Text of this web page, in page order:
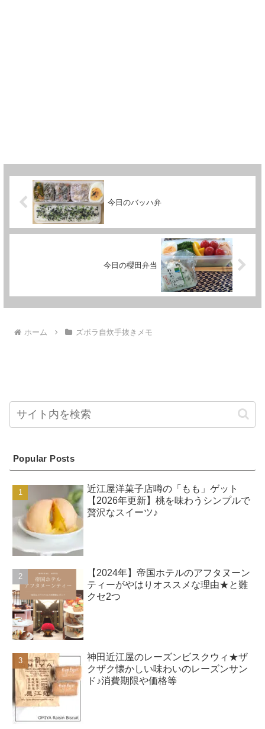
今日のバッハ弁
今日の櫻田弁当
ホーム ズボラ自炊手抜きメモ
Popular Posts
近江屋洋菓子店噂の「もも」ゲット
【2026年更新】桃を味わうシンプルで
贅沢なスイーツ♪
【2024年】帝国ホテルのアフタヌーン
ティーがやはりオススメな理由★と難
クセ2つ
神田近江屋のレーズンビスクウィ★ザ
クザク懐かしい味わいのレーズンサン
ド♪消費期限や価格等